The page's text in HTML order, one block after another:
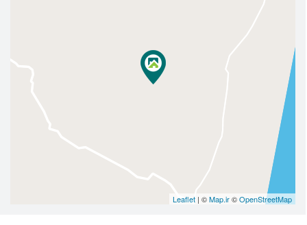
Leaflet | ©Map.ir©OpenStreetMap